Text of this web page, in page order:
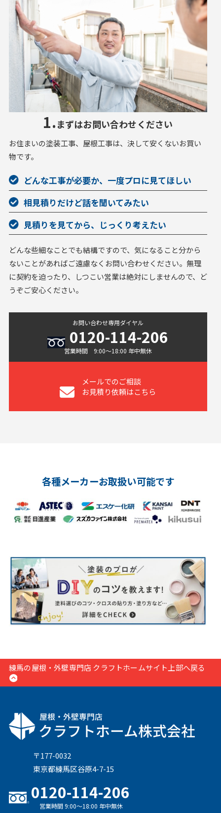
1.まずはお問い合わせください
お住まいの塗装工事、屋根工事は、決して安くないお買い
物です。
どんな工事が必要か、一度プロに見てほしい
相見積りだけど話を聞いてみたい
見積りを見てから、じっくり考えたい
どんな些細なことでも結構ですので、気になること分から
ないことがあればご遠慮なくお問い合わせください。無理
に契約を迫ったり、しつこい営業は絶対にしませんので、ど
うぞご安心ください。
お問い合わせ専用ダイヤル
0120-114-206
営業時間 9:00〜18:00 年中無休
メールでのご相談
お見積り依頼はこちら
各種メーカーお取扱い可能です
練馬の屋根・外壁専門店 クラフトホームサイト上部へ戻る
〒177-0032
東京都練馬区谷原4-7-15
0120-114-206
営業時間 9:00〜18:00 年中無休